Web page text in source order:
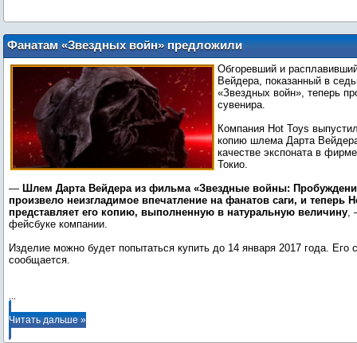
Фанатам «Звездных войн» предложили
купить расплавленный шлем Дарта
Обгоревший и
Вейдера, показанный в
«Звездных войн», теперь
сувенира.
Компания Hot Toys
копию шлема Дарта
качестве экспоната в
Токио.
— Шлем Дарта Вейдера из фильма «Звездные войны:
произвело неизгладимое впечатление на фанатов саги, и теперь
представляет его копию, выполненную в натуральную величину,
фейсбуке компании.
Изделие можно будет попытаться купить до 14 января 2017 года. Его
сообщается.
Читать дальше »